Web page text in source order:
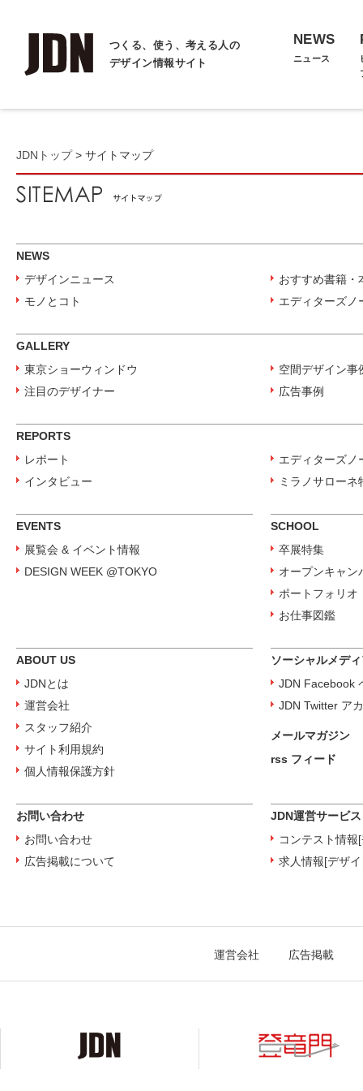
つくる、使う、考える人の
デザイン情報サイト
NEWS
ニュース
JDNトップ> サイトマップ
NEWS
デザインニュース
モノとコト
おすすめ書籍・
エディターズノ
GALLERY
東京ショーウィンドウ
注目のデザイナー
空間デザイン事
広告事例
REPORTS
レポート
インタビュー
エディターズノ
ミラノサローネ
EVENTS
展覧会 & イベント情報
DESIGN WEEK @TOKYO
SCHOOL
卒展特集
オープンキャン
ポートフォリオ
お仕事図鑑
ABOUT US
JDNとは
運営会社
スタッフ紹介
サイト利用規約
個人情報保護方針
ソーシャルメデ
JDN Facebook
JDN Twitter ア
メールマガジン
rss フィード
お問い合わせ
お問い合わせ
広告掲載について
JDN運営サービス
コンテスト情報
求人情報[デザ
運営会社 広告掲載